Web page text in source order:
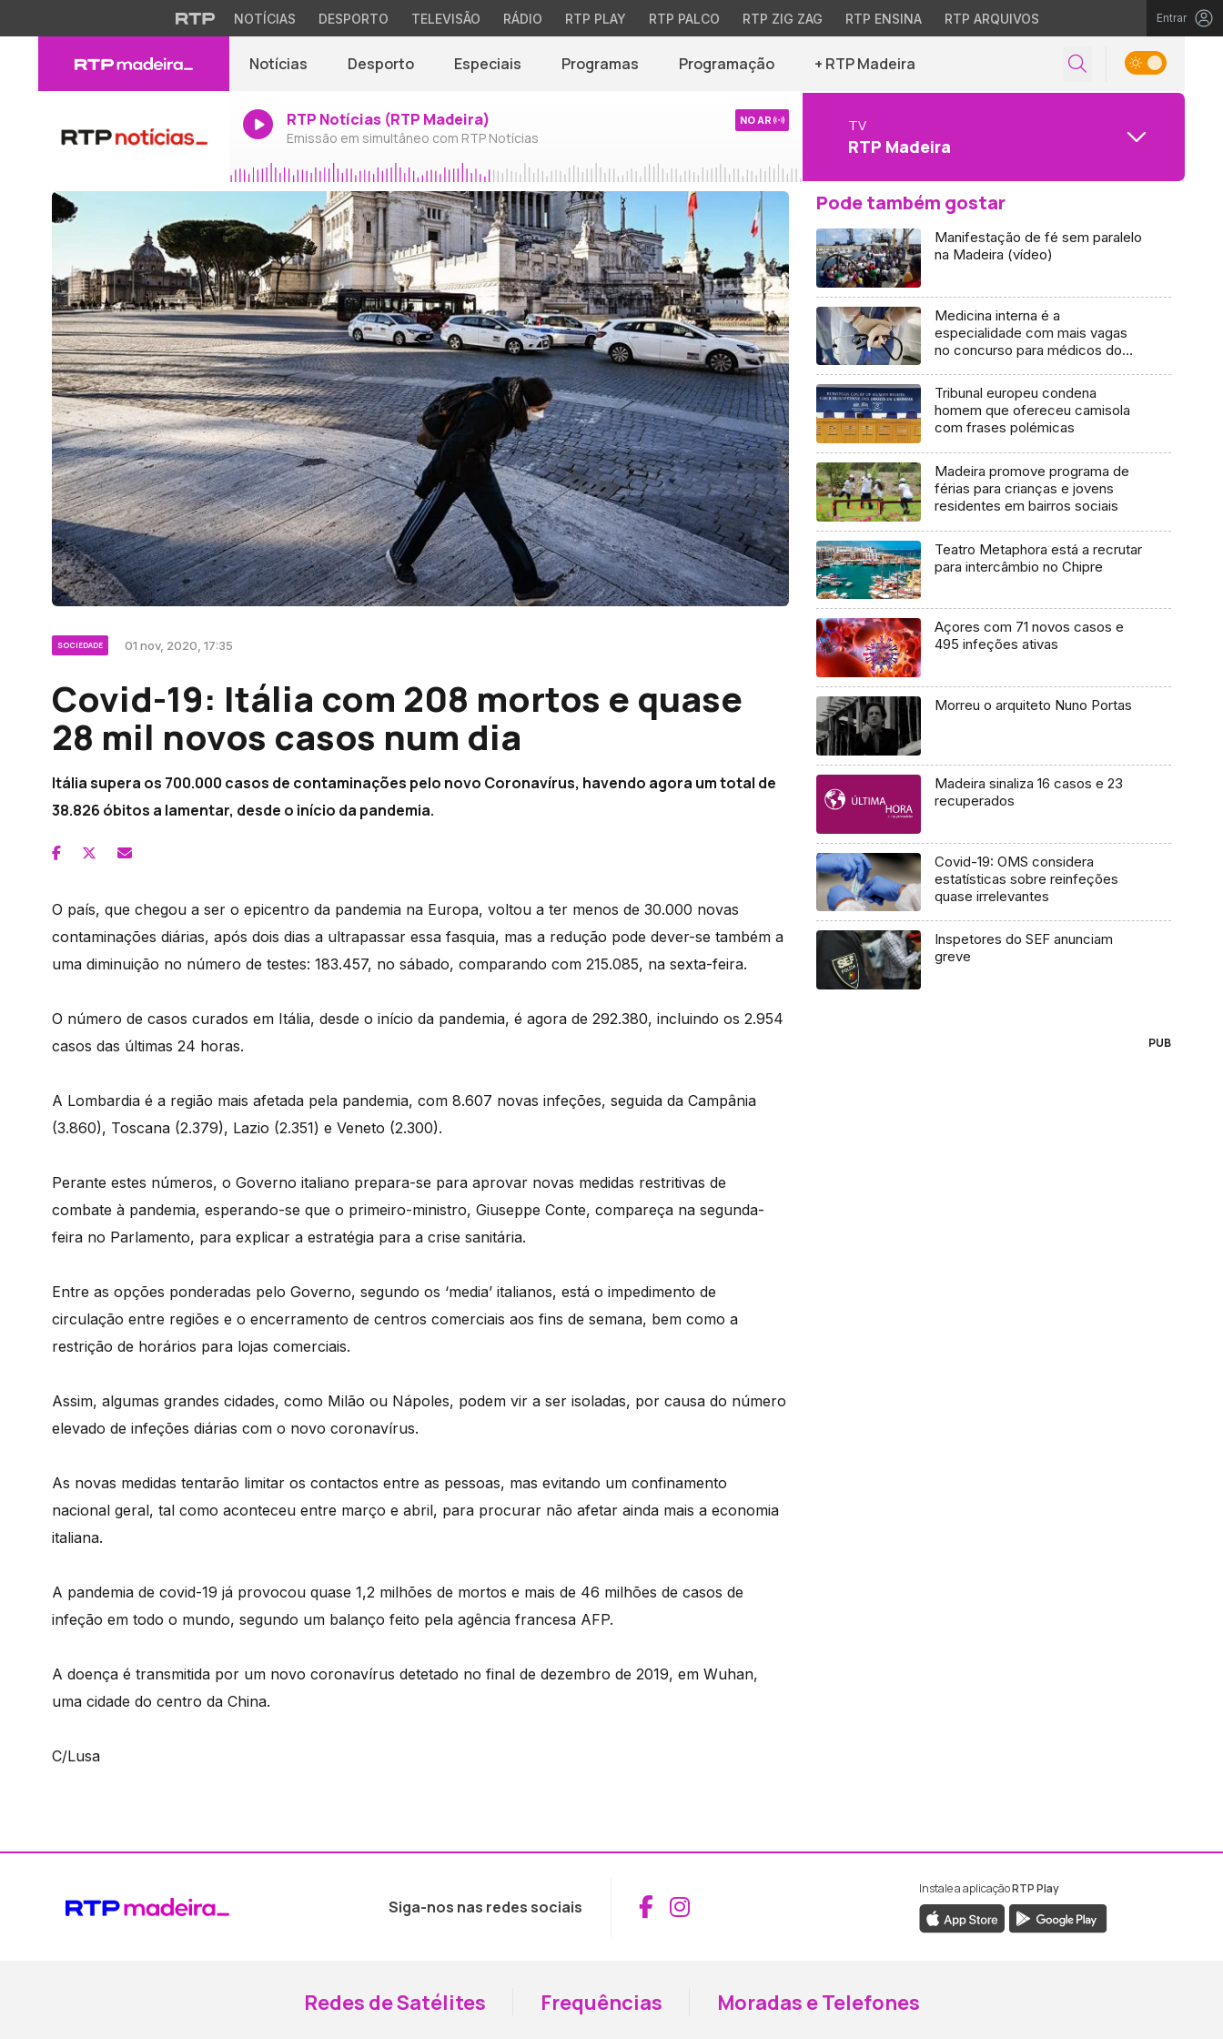
NOTÍCIAS DESPORTO TELEVISÃO RÁDIO RTP PLAY RTP PALCO RTP ZIG ZAG RTP ENSINA RTP ARQUIVOS Entrar
Notícias Desporto Especiais Programas Programação + RTP Madeira
RTP Notícias (RTP Madeira)
Emissão em simultâneo com RTP Notícias
NO AR TV
RTP Madeira
SOCIEDADE 01 nov, 2020, 17:35
Covid-19: Itália com 208 mortos e quase
28 mil novos casos num dia
Itália supera os 700.000 casos de contaminações pelo novo Coronavírus, havendo agora um total de
38.826 óbitos a lamentar, desde o início da pandemia.
O país, que chegou a ser o epicentro da pandemia na Europa, voltou a ter menos de 30.000 novas
contaminações diárias, após dois dias a ultrapassar essa fasquia, mas a redução pode dever-se também a
uma diminuição no número de testes: 183.457, no sábado, comparando com 215.085, na sexta-feira.
O número de casos curados em Itália, desde o início da pandemia, é agora de 292.380, incluindo os 2.954
casos das últimas 24 horas.
A Lombardia é a região mais afetada pela pandemia, com 8.607 novas infeções, seguida da Campânia
(3.860), Toscana (2.379), Lazio (2.351) e Veneto (2.300).
Perante estes números, o Governo italiano prepara-se para aprovar novas medidas restritivas de
combate à pandemia, esperando-se que o primeiro-ministro, Giuseppe Conte, compareça na segunda-
feira no Parlamento, para explicar a estratégia para a crise sanitária.
Entre as opções ponderadas pelo Governo, segundo os ‘media’ italianos, está o impedimento de
circulação entre regiões e o encerramento de centros comerciais aos fins de semana, bem como a
restrição de horários para lojas comerciais.
Assim, algumas grandes cidades, como Milão ou Nápoles, podem vir a ser isoladas, por causa do número
elevado de infeções diárias com o novo coronavírus.
As novas medidas tentarão limitar os contactos entre as pessoas, mas evitando um confinamento
nacional geral, tal como aconteceu entre março e abril, para procurar não afetar ainda mais a economia
italiana.
A pandemia de covid-19 já provocou quase 1,2 milhões de mortos e mais de 46 milhões de casos de
infeção em todo o mundo, segundo um balanço feito pela agência francesa AFP.
A doença é transmitida por um novo coronavírus detetado no final de dezembro de 2019, em Wuhan,
uma cidade do centro da China.
C/Lusa
Pode também gostar
Manifestação de fé sem paralelo
na Madeira (vídeo)
Medicina interna é a
especialidade com mais vagas
no concurso para médicos do
Tribunal europeu condena
homem que ofereceu camisola
com frases polémicas
Madeira promove programa de
férias para crianças e jovens
residentes em bairros sociais
Teatro Metaphora está a recrutar
para intercâmbio no Chipre
Açores com 71 novos casos e
495 infeções ativas
Morreu o arquiteto Nuno Portas
Madeira sinaliza 16 casos e 23
recuperados
Covid-19: OMS considera
estatísticas sobre reinfeções
quase irrelevantes
Inspetores do SEF anunciam
greve
PUB
Siga-nos nas redes sociais Aceder ao Facebook da RTP Madeira
Aceder ao Instagram da RTP Madeira
Instale a aplicaçãoRTP Play
Redes de Satélites Frequências Moradas e Telefones